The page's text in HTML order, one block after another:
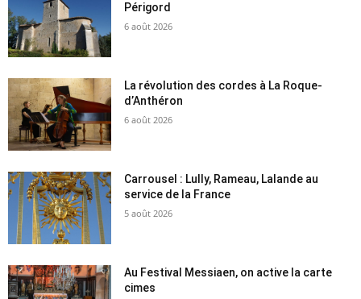
Périgord
6 août 2026
La révolution des cordes à La Roque-
d’Anthéron
6 août 2026
Carrousel : Lully, Rameau, Lalande au
service de la France
5 août 2026
Au Festival Messiaen, on active la carte
cimes